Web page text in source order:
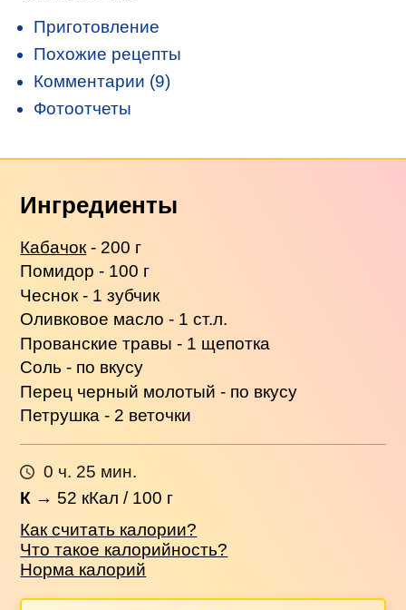
Приготовление
Похожие рецепты
Комментарии (9)
Фотоотчеты
Ингредиенты
Кабачок - 200 г
Помидор - 100 г
Чеснок - 1 зубчик
Оливковое масло - 1 ст.л.
Прованские травы - 1 щепотка
Соль - по вкусу
Перец черный молотый - по вкусу
Петрушка - 2 веточки
0 ч. 25 мин.
К → 52 кКал / 100 г
Как считать калории?
Что такое калорийность?
Норма калорий